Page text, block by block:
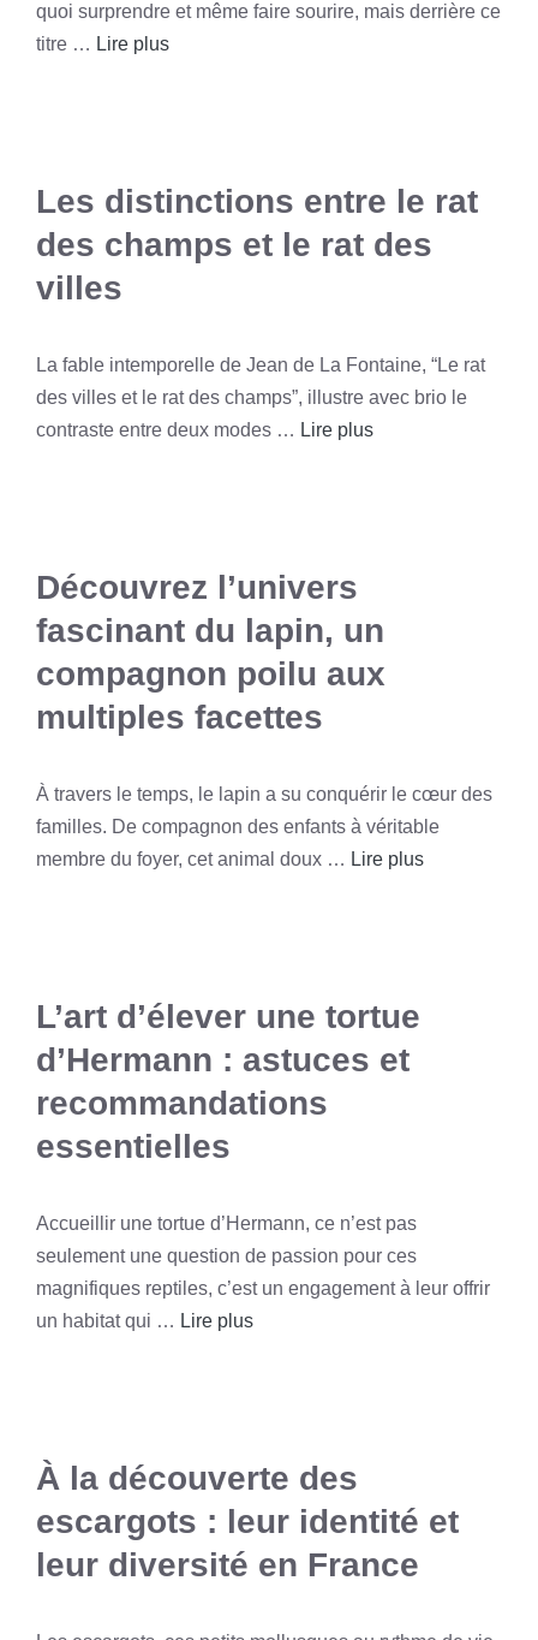
quoi surprendre et même faire sourire, mais derrière ce
titre … Lire plus
Les distinctions entre le rat
des champs et le rat des
villes
La fable intemporelle de Jean de La Fontaine, “Le rat
des villes et le rat des champs”, illustre avec brio le
contraste entre deux modes … Lire plus
Découvrez l’univers
fascinant du lapin, un
compagnon poilu aux
multiples facettes
À travers le temps, le lapin a su conquérir le cœur des
familles. De compagnon des enfants à véritable
membre du foyer, cet animal doux … Lire plus
L’art d’élever une tortue
d’Hermann : astuces et
recommandations
essentielles
Accueillir une tortue d’Hermann, ce n’est pas
seulement une question de passion pour ces
magnifiques reptiles, c’est un engagement à leur offrir
un habitat qui … Lire plus
À la découverte des
escargots : leur identité et
leur diversité en France